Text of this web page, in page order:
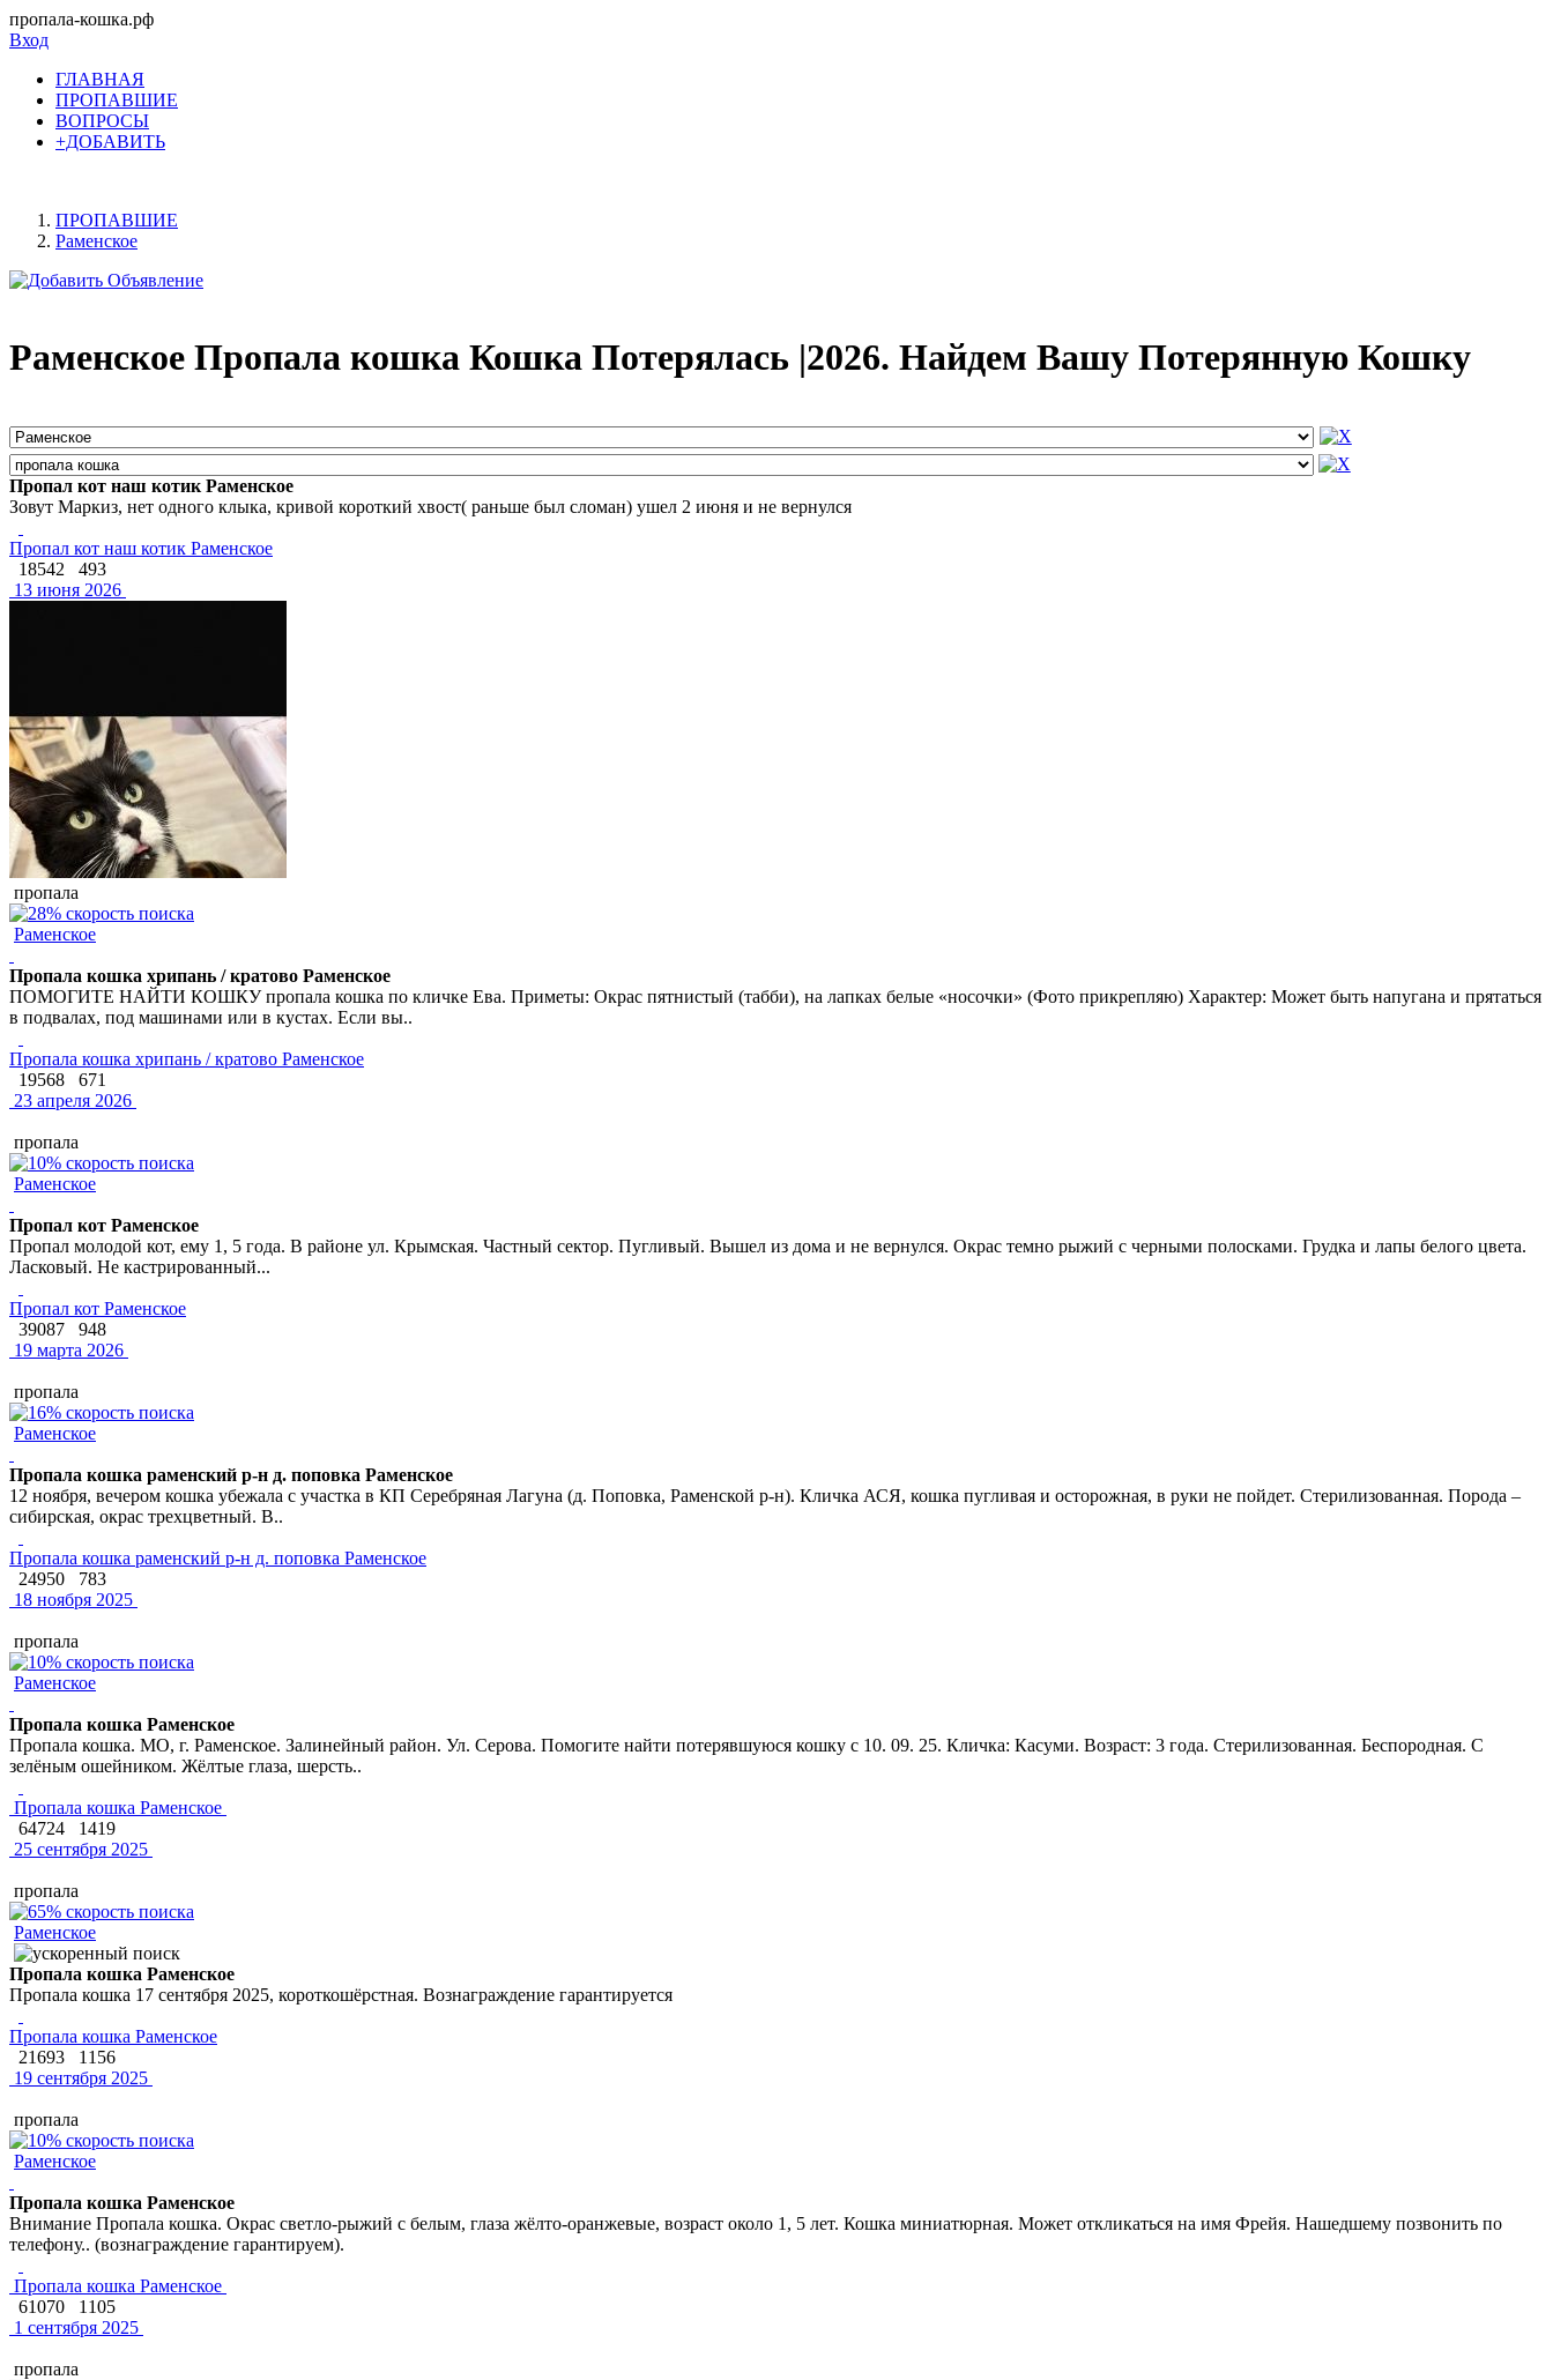
пропала-кошка.рф
Вход
ГЛАВНАЯ
ПРОПАВШИЕ
ВОПРОСЫ
+ДОБАВИТЬ
ПРОПАВШИЕ
Раменское
Раменское Пропала кошка Кошка Потерялась |2026. Найдем Вашу Потерянную Кошку
Пропал кот наш котик Раменское
Зовут Маркиз, нет одного клыка, кривой короткий хвост( раньше был сломан) ушел 2 июня и не вернулся
Пропал кот наш котик Раменское
18542
493
13 июня 2026
пропала
Раменское
Пропала кошка хрипань / кратово Раменское
ПОМОГИТЕ НАЙТИ КОШКУ пропала кошка по кличке Ева. Приметы: Окрас пятнистый (табби), на лапках белые «носочки» (Фото прикрепляю) Характер: Может быть напугана и прятаться
в подвалах, под машинами или в кустах. Если вы..
Пропала кошка хрипань / кратово Раменское
19568
671
23 апреля 2026
пропала
Раменское
Пропал кот Раменское
Пропал молодой кот, ему 1, 5 года. В районе ул. Крымская. Частный сектор. Пугливый. Вышел из дома и не вернулся. Окрас темно рыжий с черными полосками. Грудка и лапы белого цвета.
Ласковый. Не кастрированный...
Пропал кот Раменское
39087
948
19 марта 2026
пропала
Раменское
Пропала кошка раменский р-н д. поповка Раменское
12 ноября, вечером кошка убежала с участка в КП Серебряная Лагуна (д. Поповка, Раменской р-н). Кличка АСЯ, кошка пугливая и осторожная, в руки не пойдет. Стерилизованная. Порода –
сибирская, окрас трехцветный. В..
Пропала кошка раменский р-н д. поповка Раменское
24950
783
18 ноября 2025
пропала
Раменское
Пропала кошка Раменское
Пропала кошка. МО, г. Раменское. Залинейный район. Ул. Серова. Помогите найти потерявшуюся кошку с 10. 09. 25. Кличка: Касуми. Возраст: 3 года. Стерилизованная. Беспородная. С
зелёным ошейником. Жёлтые глаза, шерсть..
Пропала кошка Раменское
64724
1419
25 сентября 2025
пропала
Раменское
Пропала кошка Раменское
Пропала кошка 17 сентября 2025, короткошёрстная. Вознаграждение гарантируется
Пропала кошка Раменское
21693
1156
19 сентября 2025
пропала
Раменское
Пропала кошка Раменское
Внимание Пропала кошка. Окрас светло-рыжий с белым, глаза жёлто-оранжевые, возраст около 1, 5 лет. Кошка миниатюрная. Может откликаться на имя Фрейя. Нашедшему позвонить по
телефону.. (вознаграждение гарантируем).
Пропала кошка Раменское
61070
1105
1 сентября 2025
пропала